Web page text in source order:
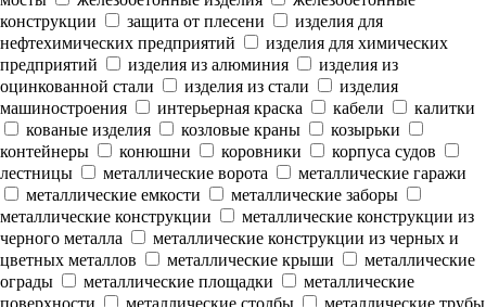
конструкции
защита от плесени
изделия для
нефтехимических предприятий
изделия для химических
предприятий
изделия из алюминия
изделия из
оцинкованной стали
изделия из стали
изделия
машиностроения
интерьерная краска кабели
калитки
кованые изделия
козловые краны
козырьки
контейнеры
конюшни коровники
корпуса судов
лестницы
металлические ворота
металлические гаражи
металлические емкости
металлические заборы
металлические конструкции
металлические конструкции из
черного металла
металлические конструкции из черных и
цветных металлов
металлические крыши
металлические
ограды
металлические площадки
металлические
поверхности
металлические столбы металлические трубы